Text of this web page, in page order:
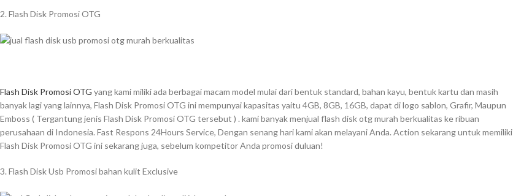
2. Flash Disk Promosi OTG
Flash Disk Promosi OTG yang kami miliki ada berbagai macam model mulai dari bentuk standard, bahan kayu, bentuk kartu dan masih
banyak lagi yang lainnya, Flash Disk Promosi OTG ini mempunyai kapasitas yaitu 4GB, 8GB, 16GB, dapat di logo sablon, Grafir, Maupun
Emboss ( Tergantung jenis Flash Disk Promosi OTG tersebut ) . kami banyak menjual flash disk otg murah berkualitas ke ribuan
perusahaan di Indonesia. Fast Respons 24Hours Service, Dengan senang hari kami akan melayani Anda. Action sekarang untuk memiliki
Flash Disk Promosi OTG ini sekarang juga, sebelum kompetitor Anda promosi duluan!
3. Flash Disk Usb Promosi bahan kulit Exclusive